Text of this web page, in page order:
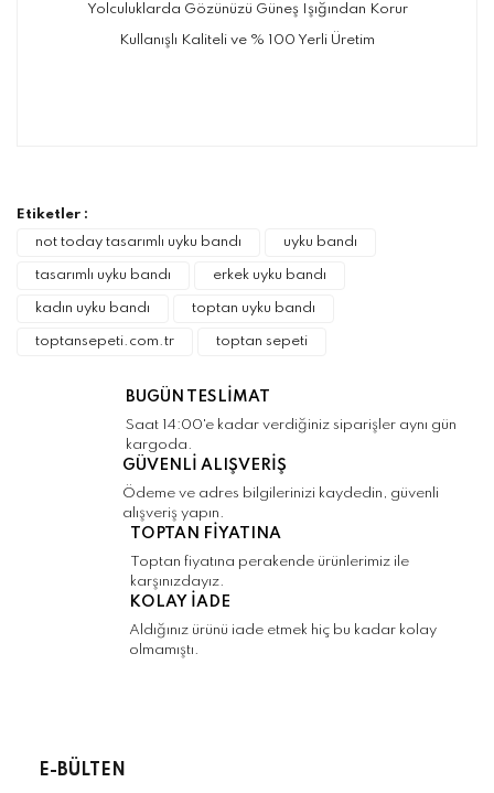
Yolculuklarda Gözünüzü Güneş Işığından Korur
Kullanışlı Kaliteli ve % 100 Yerli Üretim
Görüş ve önerileriniz için teşekkür ederiz.
Ürün resmi kalitesiz, bozuk veya
görüntülenemiyor.
Ürün açıklamasında eksik bilgiler bulunuyor.
Ürün bilgilerinde hatalar bulunuyor.
Gönder
Etiketler :
not today tasarımlı uyku bandı
uyku bandı
tasarımlı uyku bandı erkek uyku bandı
kadın uyku bandı toptan uyku bandı
toptansepeti.com.tr toptan sepeti
BUGÜN TESLİMAT
Saat 14:00'e kadar verdiğiniz siparişler aynı gün
kargoda.
GÜVENLİ ALIŞVERİŞ
Ödeme ve adres bilgilerinizi kaydedin, güvenli
alışveriş yapın.
TOPTAN FİYATINA
Toptan fiyatına perakende ürünlerimiz ile
karşınızdayız.
KOLAY İADE
Aldığınız ürünü iade etmek hiç bu kadar kolay
olmamıştı.
E-BÜLTEN